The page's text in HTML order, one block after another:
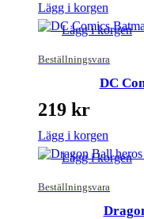
Lägg i korgen
Beställningsvara
Lägg i korgen
DC
219 kr
Lägg i korgen
Beställningsvara
Lägg i korgen